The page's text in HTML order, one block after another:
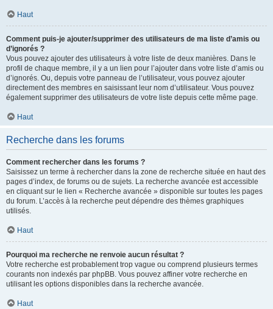
Haut
Comment puis-je ajouter/supprimer des utilisateurs de ma liste d’amis ou
d’ignorés ?
Vous pouvez ajouter des utilisateurs à votre liste de deux manières. Dans le
profil de chaque membre, il y a un lien pour l’ajouter dans votre liste d’amis ou
d’ignorés. Ou, depuis votre panneau de l’utilisateur, vous pouvez ajouter
directement des membres en saisissant leur nom d’utilisateur. Vous pouvez
également supprimer des utilisateurs de votre liste depuis cette même page.
Haut
Recherche dans les forums
Comment rechercher dans les forums ?
Saisissez un terme à rechercher dans la zone de recherche située en haut des
pages d’index, de forums ou de sujets. La recherche avancée est accessible
en cliquant sur le lien « Recherche avancée » disponible sur toutes les pages
du forum. L’accès à la recherche peut dépendre des thèmes graphiques
utilisés.
Haut
Pourquoi ma recherche ne renvoie aucun résultat ?
Votre recherche est probablement trop vague ou comprend plusieurs termes
courants non indexés par phpBB. Vous pouvez affiner votre recherche en
utilisant les options disponibles dans la recherche avancée.
Haut